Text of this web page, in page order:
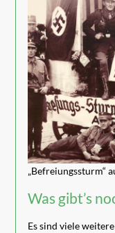
„Befreiungssturm“
Was gibt’s
Es sind viele